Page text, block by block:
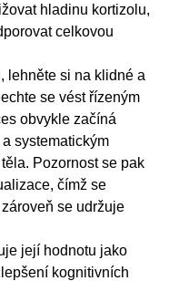
hladinu kortizolu,
celkovou
lehněte si na klidné a
se vést řízeným
obvykle začíná
systematickým
Pozornost se pak
čímž se
se udržuje
její hodnotu jako
kognitivních